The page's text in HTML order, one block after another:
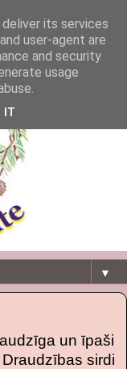
▼
un īpaši
sirdi
its services
user-agent are
and security
usage
IT